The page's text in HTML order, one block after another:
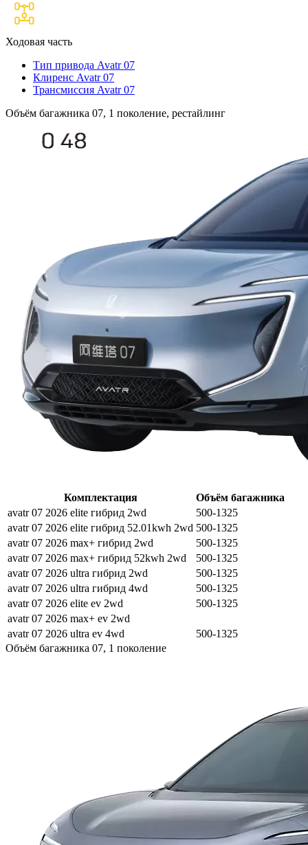
Ходовая часть
Тип привода Avatr 07
Клиренс Avatr 07
Трансмиссия Avatr 07
Объём багажника 07, 1 поколение, рестайлинг
Комплектация
Объём багажника
avatr 07 2026 elite гибрид 2wd
500-1325
avatr 07 2026 elite гибрид 52.01kwh 2wd 500-1325
avatr 07 2026 max+ гибрид 2wd
500-1325
avatr 07 2026 max+ гибрид 52kwh 2wd
500-1325
avatr 07 2026 ultra гибрид 2wd
500-1325
avatr 07 2026 ultra гибрид 4wd
500-1325
avatr 07 2026 elite ev 2wd
500-1325
avatr 07 2026 max+ ev 2wd
avatr 07 2026 ultra ev 4wd
500-1325
Объём багажника 07, 1 поколение